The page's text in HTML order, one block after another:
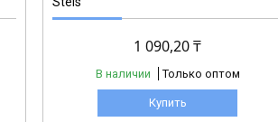
1 090,20 ₸
В наличии Только оптом
Купить